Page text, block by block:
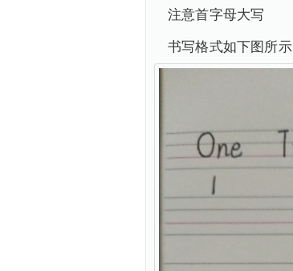
注意首字母大写
书写格式如下图所示